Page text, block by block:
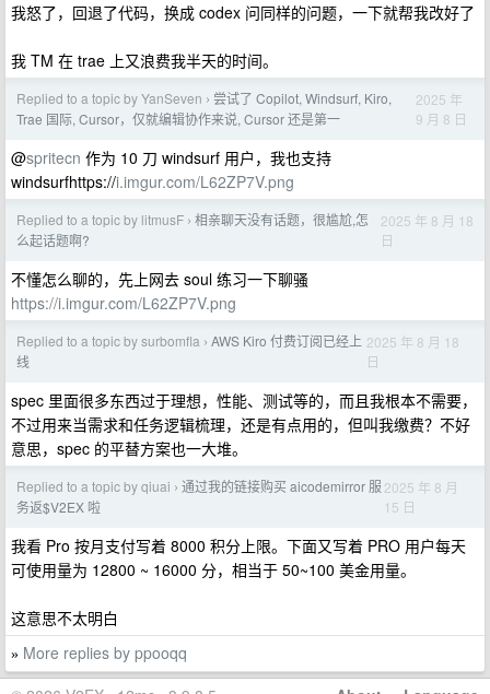
我怒了，回退了代码，换成 codex 问同样的问题，一下就帮我改好了
我 TM 在 trae 上又浪费我半天的时间。
Replied to a topic by YanSeven › 尝试了 Copilot, Windsurf, Kiro,
Trae 国际, Cursor，仅就编辑协作来说, Cursor 还是第一
2025 年
9 月 8 日
@spritecn 作为 10 刀 windsurf 用户，我也支持
windsurfhttps://i.imgur.com/L62ZP7V.png
Replied to a topic by litmusF › 相亲聊天没有话题，很尴尬,怎
么起话题啊?
2025 年 8 月 18
日
不懂怎么聊的，先上网去 soul 练习一下聊骚
https://i.imgur.com/L62ZP7V.png
Replied to a topic by surbomfla › AWS Kiro 付费订阅已经上
线
2025 年 8 月 18
日
spec 里面很多东西过于理想，性能、测试等的，而且我根本不需要，
不过用来当需求和任务逻辑梳理，还是有点用的，但叫我缴费？不好
意思，spec 的平替方案也一大堆。
Replied to a topic by qiuai › 通过我的链接购买 aicodemirror 服
务返$V2EX 啦
2025 年 8 月
15 日
我看 Pro 按月支付写着 8000 积分上限。下面又写着 PRO 用户每天
可使用量为 12800 ~ 16000 分，相当于 50~100 美金用量。
这意思不太明白
» More replies by ppooqq